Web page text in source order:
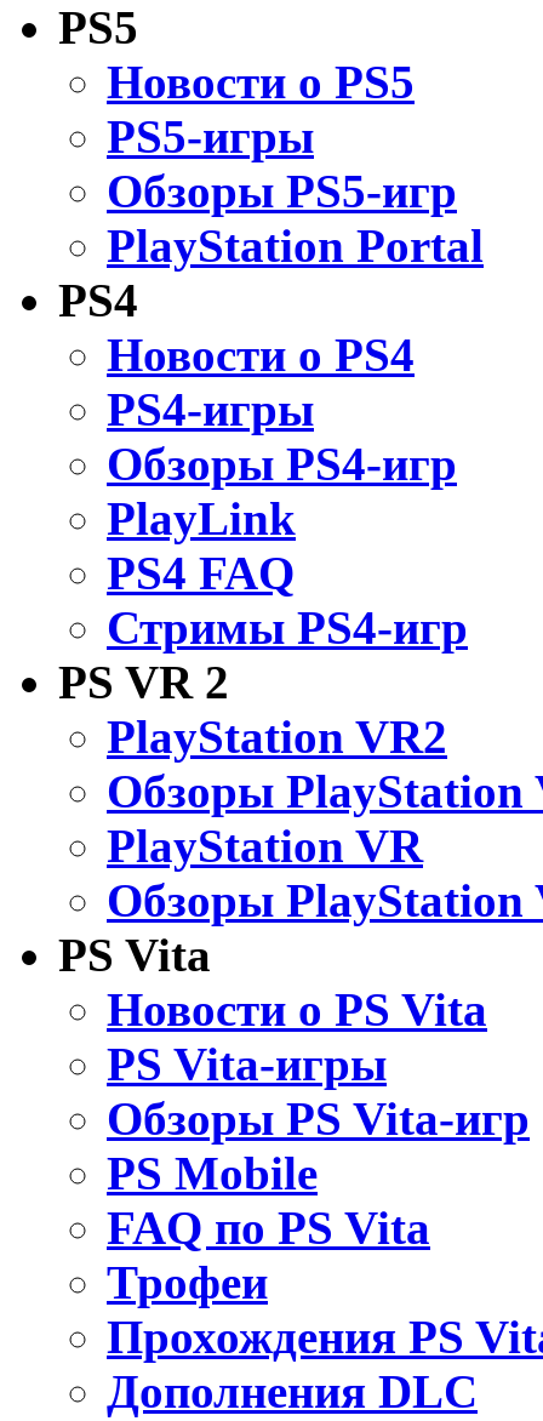
PS5
Новости о PS5
PS5-игры
Обзоры PS5-игр
PlayStation Portal
PS4
Новости о PS4
PS4-игры
Обзоры PS4-игр
PlayLink
PS4 FAQ
Стримы PS4-игр
PS VR 2
PlayStation VR2
Обзоры PlayStation
PlayStation VR
Обзоры PlayStation
PS Vita
Новости о PS Vita
PS Vita-игры
Обзоры PS Vita-игр
PS Mobile
FAQ по PS Vita
Трофеи
Прохождения PS
Дополнения DLC